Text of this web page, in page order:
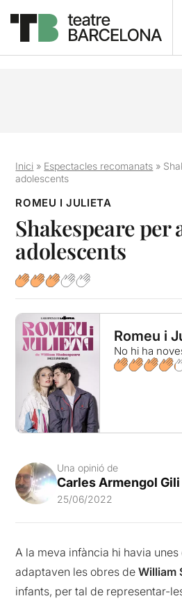
Inici » Espectacles recomanats »
adolescents
ROMEU I JULIETA
Shakespeare per
adolescents
Romeu i
No hi ha
Una opinió de
Carles Armengol Gili
25/06/2022
A la meva infància hi havia
adaptaven les obres deWilliam
infants, per tal de representar-